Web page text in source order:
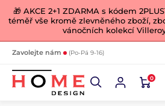
🎁 AKCE 2+1 ZDARMA s kódem
téměř vše kromě zlevněného zboží,
vánočních kolekcí
Zavolejte nám (Po-Pá 9-16)
0